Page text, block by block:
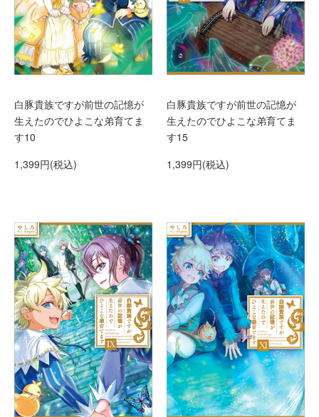
白豚貴族ですが前世の記憶が
生えたのでひよこな弟育てま
す10
1,399円(税込)
白豚貴族ですが前世の記憶が
生えたのでひよこな弟育てま
す15
1,399円(税込)